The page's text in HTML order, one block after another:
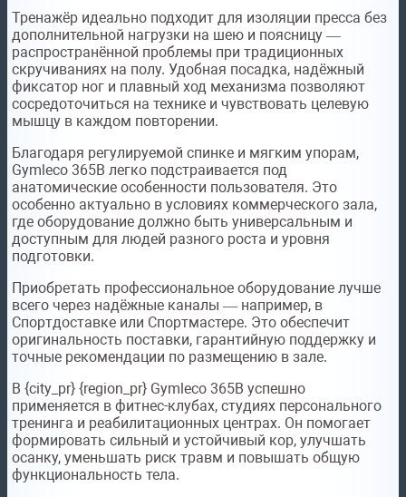
Тренажёр идеально подходит для изоляции пресса без
дополнительной нагрузки на шею и поясницу —
распространённой проблемы при традиционных
скручиваниях на полу. Удобная посадка, надёжный
фиксатор ног и плавный ход механизма позволяют
сосредоточиться на технике и чувствовать целевую
мышцу в каждом повторении.
Благодаря регулируемой спинке и мягким упорам,
Gymleco 365B легко подстраивается под
анатомические особенности пользователя. Это
особенно актуально в условиях коммерческого зала,
где оборудование должно быть универсальным и
доступным для людей разного роста и уровня
подготовки.
Приобретать профессиональное оборудование лучше
всего через надёжные каналы — например, в
Спортдоставке или Спортмастере. Это обеспечит
оригинальность поставки, гарантийную поддержку и
точные рекомендации по размещению в зале.
В {city_pr} {region_pr} Gymleco 365B успешно
применяется в фитнес-клубах, студиях персонального
тренинга и реабилитационных центрах. Он помогает
формировать сильный и устойчивый кор, улучшать
осанку, уменьшать риск травм и повышать общую
функциональность тела.